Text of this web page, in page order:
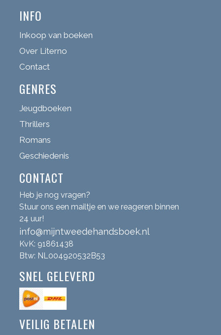
INFO
Inkoop van boeken
Over Literno
Contact
GENRES
Jeugdboeken
Thrillers
Romans
Geschiedenis
CONTACT
Heb je nog vragen?
Stuur ons een mailtje en we reageren binnen
24 uur!
info@mijntweedehandsboek.nl
KvK: 91861438
Btw: NL004920532B53
SNEL GELEVERD
VEILIG BETALEN